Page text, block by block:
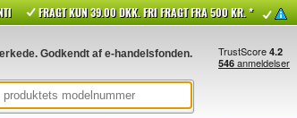
FRAGT KUN 39.00 DKK. FRI FRAGT FRA 500 KR. *
Godkendt af e-handelsfonden.